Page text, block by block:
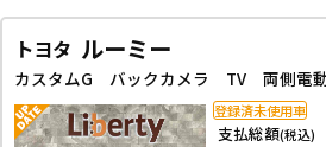
トヨタ ルーミー
支払総額(税込)
登録済未使用車